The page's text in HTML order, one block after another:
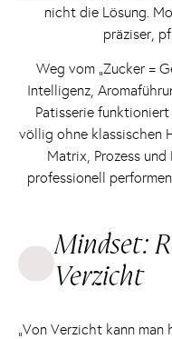
nicht die Lösung.
präziser,
Weg vom „Zucker =
Intelligenz,
Patisserie
völlig ohne klassischen
Matrix, Prozess
professionell
Mindset:
Verzicht
„Von Verzicht kann man